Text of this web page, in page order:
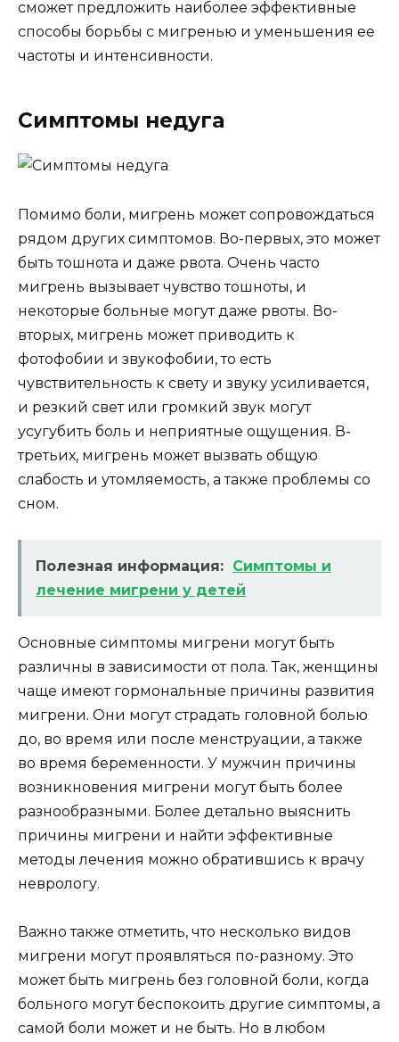
сможет предложить наиболее эффективные
способы борьбы с мигренью и уменьшения ее
частоты и интенсивности.
Симптомы недуга
Помимо боли, мигрень может сопровождаться
рядом других симптомов. Во-первых, это может
быть тошнота и даже рвота. Очень часто
мигрень вызывает чувство тошноты, и
некоторые больные могут даже рвоты. Во-
вторых, мигрень может приводить к
фотофобии и звукофобии, то есть
чувствительность к свету и звуку усиливается,
и резкий свет или громкий звук могут
усугубить боль и неприятные ощущения. В-
третьих, мигрень может вызвать общую
слабость и утомляемость, а также проблемы со
сном.
Полезная информация: Симптомы и
лечение мигрени у детей
Основные симптомы мигрени могут быть
различны в зависимости от пола. Так, женщины
чаще имеют гормональные причины развития
мигрени. Они могут страдать головной болью
до, во время или после менструации, а также
во время беременности. У мужчин причины
возникновения мигрени могут быть более
разнообразными. Более детально выяснить
причины мигрени и найти эффективные
методы лечения можно обратившись к врачу
неврологу.
Важно также отметить, что несколько видов
мигрени могут проявляться по-разному. Это
может быть мигрень без головной боли, когда
больного могут беспокоить другие симптомы, а
самой боли может и не быть. Но в любом